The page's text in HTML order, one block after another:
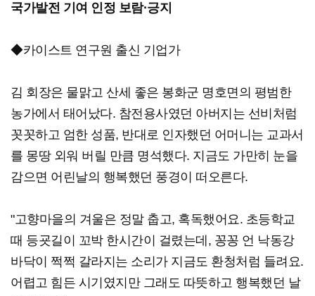
국가발전 기여 인정 보람·긍지
◆카이스트 연구원 출신 기업가
김 회장은 물맑고 산세 좋은 봉화군 명호면의 평범한
농가에서 태어났다. 참전용사였던 아버지는 선비처럼
꼿꼿하고 엄한 성품, 반대로 인자했던 어머니는 교과서
를 몽땅 외워 버릴 만큼 명석했다. 지금도 가만히 눈을
감으면 어린날의 행복했던 풍경이 떠오른다.
"고향마을의 겨울은 정말 춥고, 혹독했어요. 초등학교
때 등굣길이 꼬박 한시간이 걸렸는데, 꽁꽁 언 낙동강
바닥이 쩍쩍 갈라지는 소리가 지금도 환청처럼 들려요.
어렵고 힘든 시기였지만 그래도 따뜻하고 행복했던 날